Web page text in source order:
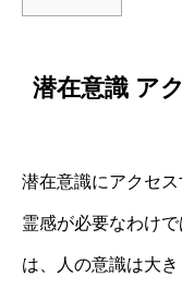
潜在意識 ア
潜在意識にアクセ
霊感が必要なわけ
は、人の意識は大